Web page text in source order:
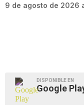
9 de agosto de 2026
DISPONIBLE EN
Google